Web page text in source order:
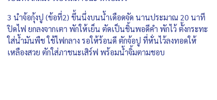
3 นำจ้อกุ้งปู (ข้อที่2) ขึ้นนึ่งบนน้ำเดือดจัด นานประมาณ 20 นาที
ปิดไฟ ยกลงจากเตา พักให้เย็น ตัดเป็นชิ้นพอดีคำ พักไว้ ตั้งกระทะ
ใส่น้ำมันพืช ใช้ไฟกลาง รอให้ร้อนดี ตักจ้อปู ที่หั่นไว้ลงทอดให้
เหลืองสวย ตักใส่ภาชนะเสิร์ฟ พร้อมน้ำจิ้มตามชอบ